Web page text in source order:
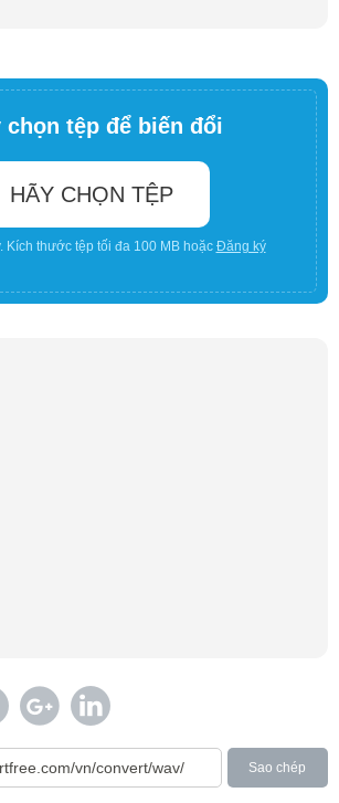
chọn tệp để biến đổi
HÃY CHỌN TỆP
Kích thước tệp tối đa 100 MB hoặc Đăng ký
Sao chép